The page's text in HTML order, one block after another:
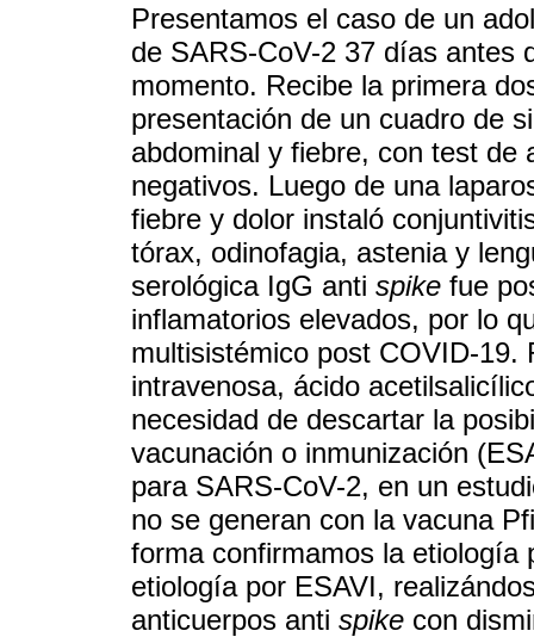
Presentamos el caso de un
de SARS-CoV-2 37 días antes
momento. Recibe la primera
presentación de un cuadro de
abdominal y fiebre, con test
negativos. Luego de una
fiebre y dolor instaló
tórax, odinofagia, astenia y
serológica IgG anti spike fue
inflamatorios elevados, por lo
multisistémico post COVID-19.
intravenosa, ácido
necesidad de descartar la
vacunación o inmunización
para SARS-CoV-2, en un
no se generan con la vacuna
forma confirmamos la etiología
etiología por ESAVI,
anticuerpos anti spike con